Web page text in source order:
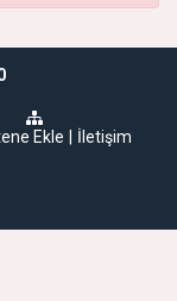
Ekle İletişim